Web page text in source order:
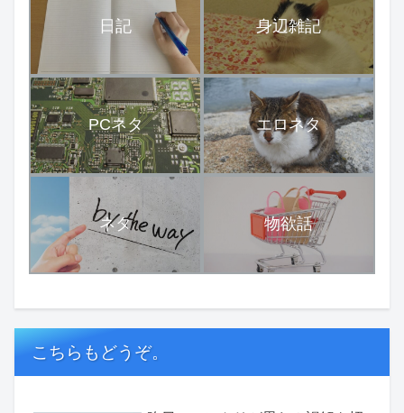
日記 身辺雑記
PCネタ エロネタ
ネタ 物欲話
こちらもどうぞ。